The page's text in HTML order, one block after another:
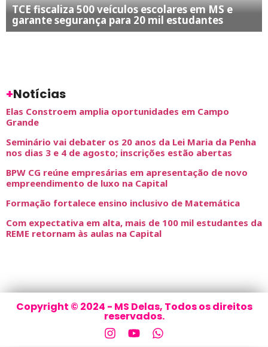
TCE fiscaliza 500 veículos escolares em MS e
garante segurança para 20 mil estudantes
+Notícias
Elas Constroem amplia oportunidades em Campo
Grande
Seminário vai debater os 20 anos da Lei Maria da Penha
nos dias 3 e 4 de agosto; inscrições estão abertas
BPW CG reúne empresárias em apresentação de novo
empreendimento de luxo na Capital
Formação fortalece ensino inclusivo de Matemática
Com expectativa em alta, mais de 100 mil estudantes da
REME retornam às aulas na Capital
Copyright © 2024 - MS Delas, Todos os direitos
reservados.